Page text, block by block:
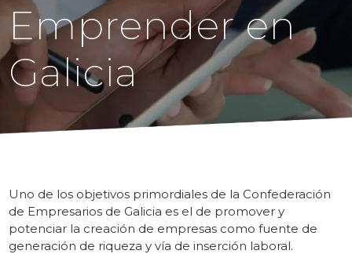
Emprender en
Galicia
Uno de los objetivos primordiales de la Confederación
de Empresarios de Galicia es el de promover y
potenciar la creación de empresas como fuente de
generación de riqueza y vía de inserción laboral.